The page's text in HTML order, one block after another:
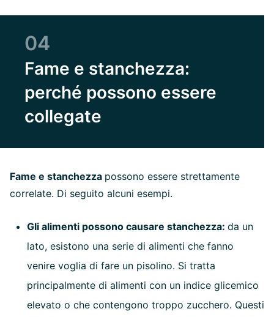
04
Fame e stanchezza:
perché possono essere
collegate
Fame e stanchezza possono essere strettamente
correlate. Di seguito alcuni esempi.
Gli alimenti possono causare stanchezza: da un
lato, esistono una serie di alimenti che fanno
venire voglia di fare un pisolino. Si tratta
principalmente di alimenti con un indice glicemico
elevato o che contengono troppo zucchero. Questi